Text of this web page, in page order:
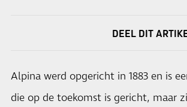
DEEL DIT
Alpina werd opgericht in 1883 en is
die op de toekomst is gericht, maar